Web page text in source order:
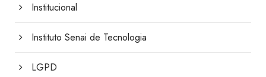
Institucional
Instituto Senai de Tecnologia
LGPD